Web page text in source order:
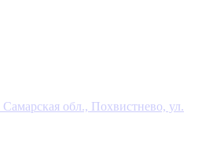
Самарская обл., Похвистнево, ул.